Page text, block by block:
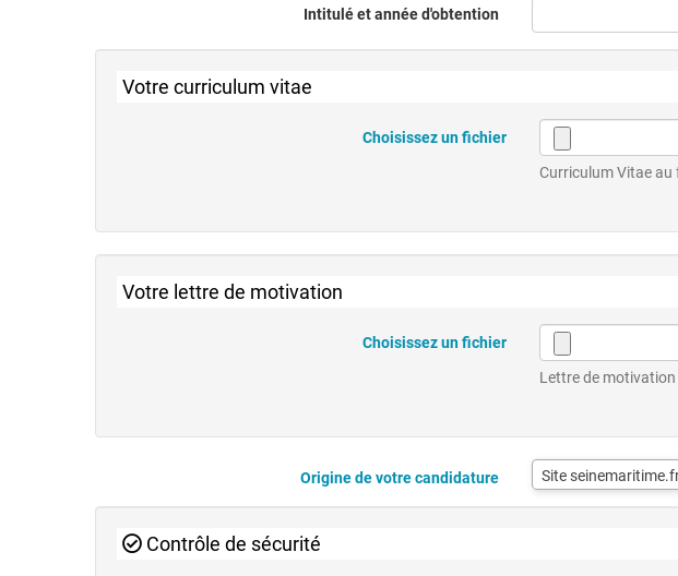
Intitulé et année d'obtention
Votre curriculum vitae
Choisissez un fichier
Curriculum Vitae au
Votre lettre de motivation
Choisissez un fichier
Lettre de
Origine de votre candidature Site
Contrôle de sécurité